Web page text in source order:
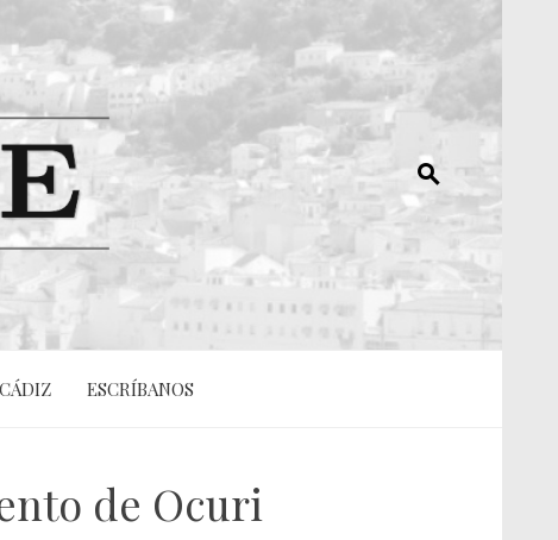
ESCRÍBANOS
de Ocuri